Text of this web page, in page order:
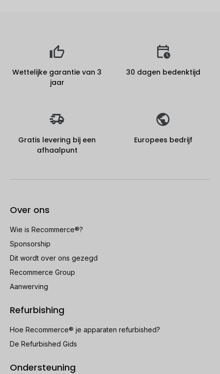
Wettelijke garantie van 3
jaar
30 dagen bedenktijd
Gratis levering bij een
afhaalpunt
Europees bedrijf
Over ons
Wie is Recommerce®?
Sponsorship
Dit wordt over ons gezegd
Recommerce Group
Aanwerving
Refurbishing
Hoe Recommerce® je apparaten refurbished?
De Refurbished Gids
Ondersteuning